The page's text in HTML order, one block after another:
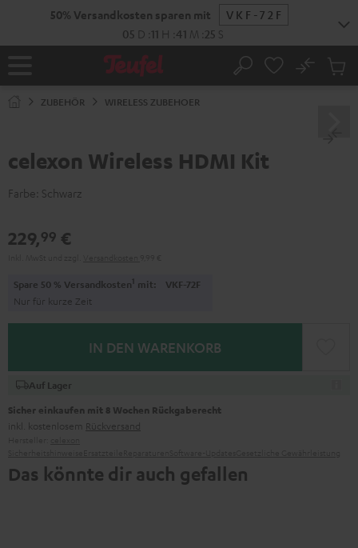
50% Versandkosten sparen mit
VKF-72F
05 D 11 H 41 M 25 S
Startseite Suche
No
ZUBEHÖR WIRELESS ZUBEHOER
celexon Wireless HDMI Kit
Farbe: Schwarz
229,99 €
Spare 50 % Versandkosten1 mit: VKF-72F
Nur für kurze Zeit
IN DEN WARENKORB
Auf Lager
Sicher einkaufen mit 8 Wochen Rückgaberecht
inkl. kostenlosem Rückversand
Das könnte dir auch gefallen